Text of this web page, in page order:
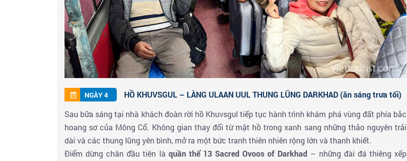
NGÀY 4
HỒ KHUVSGUL – LÀNG ULAAN UUL THUNG LŨNG DARKHAD (ăn sáng trưa tối)
Sau bữa sáng tại nhà khách đoàn rời hồ Khuvsgul tiếp tục hành trình khám phá vùng đất phía bắc
hoang sơ của Mông Cổ. Không gian thay đổi từ mặt hồ trong xanh sang những thảo nguyên trải
dài và các thung lũng yên bình, mở ra một bức tranh thiên nhiên rộng lớn và thanh khiết.
Điểm dừng chân đầu tiên là quần thể 13 Sacred Ovoos of Darkhad – những đài đá thiêng xếp